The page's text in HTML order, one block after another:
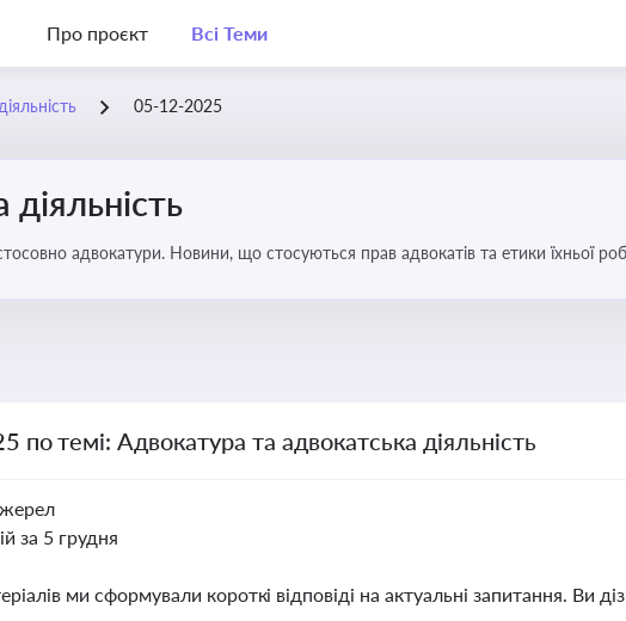
Про проєкт Всі Теми
05-12-2025
адвокатури. Новини, що стосуються прав адвокатів та етики їхньої
по темі: Адвокатура та адвокатська діяльність
за 5 грудня
ми сформували короткі відповіді на актуальні запитання. Ви